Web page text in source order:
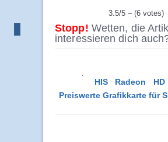
3.5/5 – (6 votes)
Stopp! Wetten, die
interessieren dich
HIS Radeon
Preiswerte Grafikkarte für